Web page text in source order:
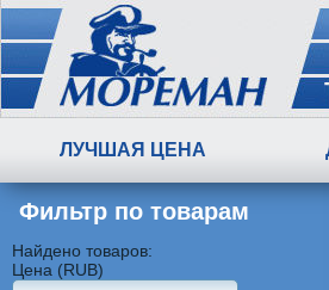
ЛУЧШАЯ ЦЕНА
Фильтр по товарам
Найдено товаров:
Цена (RUB)